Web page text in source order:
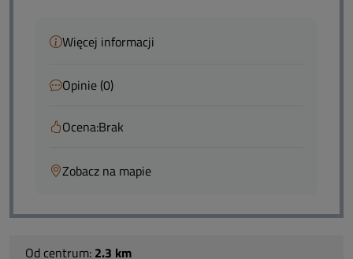
Więcej informacji
Opinie (0)
Ocena:Brak
Zobacz na mapie
Od centrum: 2.3 km